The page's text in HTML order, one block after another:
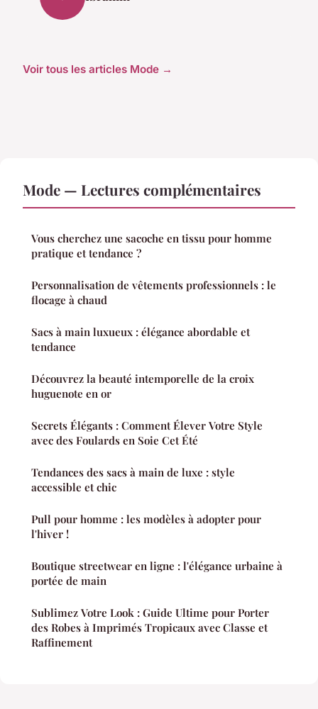
Voir tous les articles Mode →
Mode — Lectures complémentaires
Vous cherchez une sacoche en tissu pour homme
pratique et tendance ?
Personnalisation de vêtements professionnels : le
flocage à chaud
Sacs à main luxueux : élégance abordable et
tendance
Découvrez la beauté intemporelle de la croix
huguenote en or
Secrets Élégants : Comment Élever Votre Style
avec des Foulards en Soie Cet Été
Tendances des sacs à main de luxe : style
accessible et chic
Pull pour homme : les modèles à adopter pour
l'hiver !
Boutique streetwear en ligne : l'élégance urbaine à
portée de main
Sublimez Votre Look : Guide Ultime pour Porter
des Robes à Imprimés Tropicaux avec Classe et
Raffinement